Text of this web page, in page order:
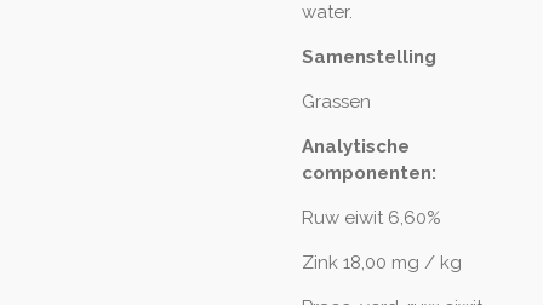
water.
Samenstelling
Grassen
Analytische
componenten:
Ruw eiwit 6,60%
Zink 18,00 mg / kg